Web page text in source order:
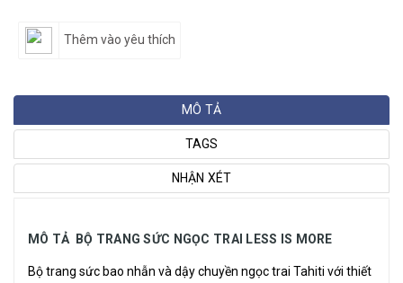
Thêm vào yêu thích
MÔ TẢ
TAGS
NHẬN XÉT
MÔ TẢ BỘ TRANG SỨC NGỌC TRAI LESS IS MORE
Bộ trang sức bao nhẫn và dậy chuyền ngọc trai Tahiti với thiết